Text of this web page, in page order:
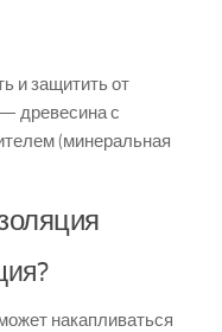
и защитить от
древесина с
(минеральная
накапливаться